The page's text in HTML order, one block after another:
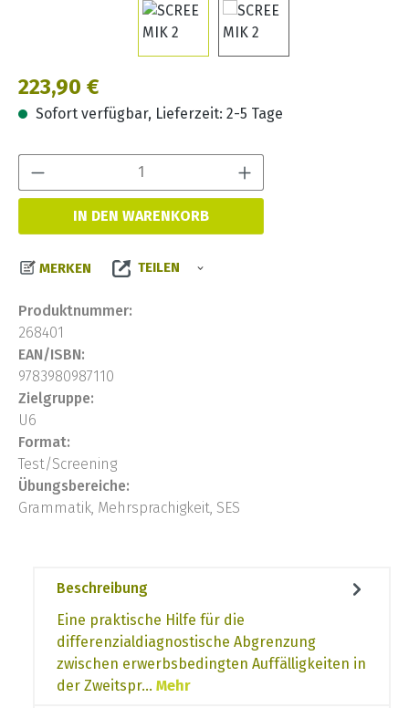
Regulärer Preis:
223,90 €
Sofort verfügbar, Lieferzeit: 2-5 Tage
IN DEN WARENKORB
MERKEN TEILEN
Produktnummer:
268401
EAN/ISBN:
9783980987110
Zielgruppe:
U6
Format:
Test/Screening
Übungsbereiche:
Grammatik, Mehrsprachigkeit, SES
Beschreibung
Eine praktische Hilfe für die
differenzialdiagnostische Abgrenzung
zwischen erwerbsbedingten Auffälligkeiten in
der Zweitspr… Mehr